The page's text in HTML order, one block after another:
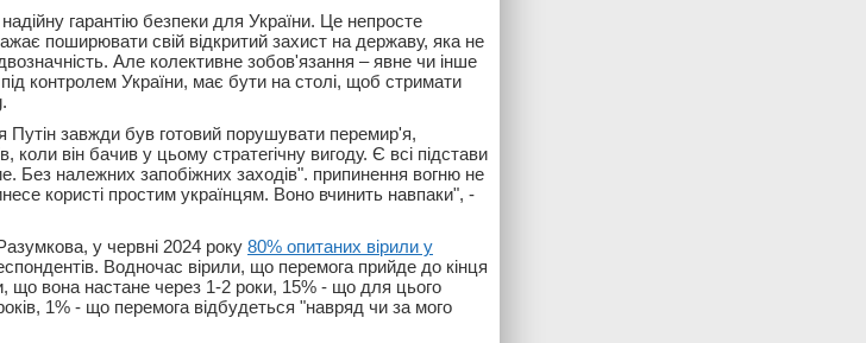
гарантію безпеки для України. Це непросте
поширювати свій відкритий захист на державу, яка не
Але колективне зобов'язання – явне чи інше
контролем України, має бути на столі, щоб стримати
Путін завжди був готовий порушувати перемир'я,
коли він бачив у цьому стратегічну вигоду. Є всі підстави
Без належних запобіжних заходів". припинення вогню не
користі простим українцям. Воно вчинить навпаки", -
у червні 2024 року 80% опитаних вірили у
Водночас вірили, що перемога прийде до кінця
що вона настане через 1-2 роки, 15% - що для цього
1% - що перемога відбудеться "навряд чи за мого